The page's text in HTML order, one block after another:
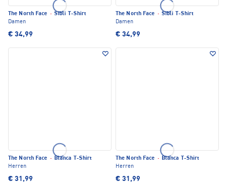
The North Face · Sibli T-Shirt
Damen
€ 34,99
The North Face · Sibli T-Shirt
Damen
€ 34,99
The North Face · Blanca T-Shirt
Herren
€ 31,99
The North Face · Blanca T-Shirt
Herren
€ 31,99